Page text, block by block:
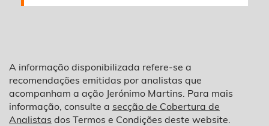
A informação disponibilizada refere-se a
recomendações emitidas por analistas que
acompanham a ação Jerónimo Martins. Para mais
informação, consulte a secção de Cobertura de
Analistas dos Termos e Condições deste website.